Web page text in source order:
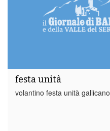
festa unità
volantino festa unità gallicano